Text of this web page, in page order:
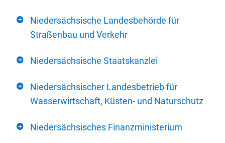
Niedersächsische Landesbehörde für
Straßenbau und Verkehr
Niedersächsische Staatskanzlei
Niedersächsischer Landesbetrieb für
Wasserwirtschaft, Küsten- und Naturschutz
Niedersächsisches Finanzministerium